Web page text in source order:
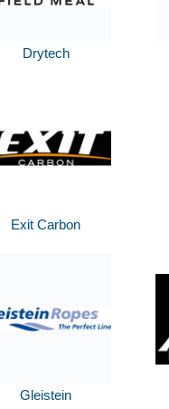
Drytech
Exit Carbon
Gleistein